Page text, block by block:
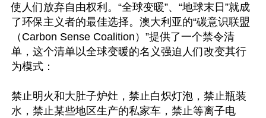
使人们放弃自由权利。“全球变暖”、“地球末日”就成
了环保主义者的最佳选择。澳大利亚的“碳意识联盟
（Carbon Sense Coalition）”提供了一个禁令清
单，这个清单以全球变暖的名义强迫人们改变其行
为模式：
禁止明火和大肚子炉灶，禁止白炽灯泡，禁止瓶装
水，禁止某些地区生产的私家车，禁止等离子电